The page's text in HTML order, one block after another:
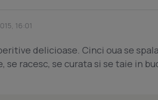
16:01
delicioase. Cinci oua se
racesc, se curata si se taie in